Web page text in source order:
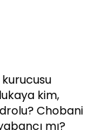
kim,
Chobani
mı?